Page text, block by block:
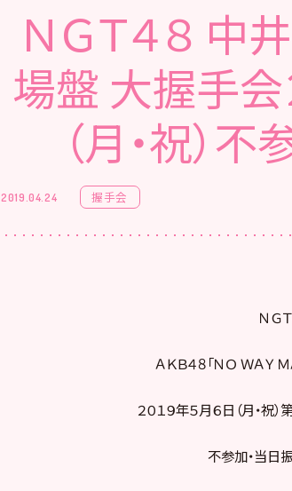
ＮＧＴ４８ 中
場盤 大握手会
（月・祝）
2019.04.24 握手会
ＮＧ
ＡＫＢ４８「ＮＯ ＷＡ
２０１９年５月６日（月・祝
不参加・当日